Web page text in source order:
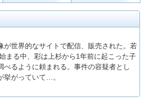
が世界的なサイトで配信、販売された。若
まる中、彩は上杉から1年前に起こった子
べるように頼まれる。事件の容疑者とし
挙がっていて…。